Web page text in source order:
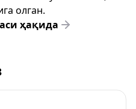
олган.
ҳақида